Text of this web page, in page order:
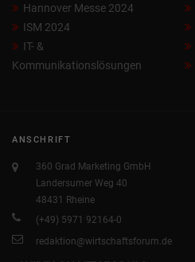
Hannover Messe 2024
ISM 2024
IT- &
Kommunikationslösungen
ANSCHRIFT
360 Grad Marketing GmbH
Landersumer Weg 40
48431 Rheine
(+49) 5971 92164-0
redaktion@wirtschaftsforum.de